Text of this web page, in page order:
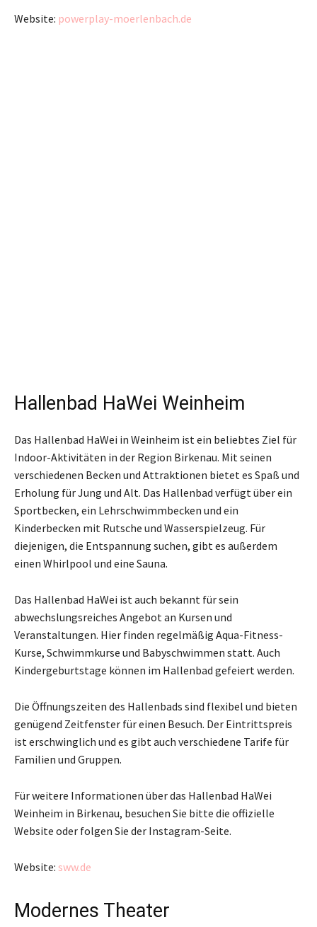
Website: powerplay-moerlenbach.de
Hallenbad HaWei Weinheim
Das Hallenbad HaWei in Weinheim ist ein beliebtes Ziel für
Indoor-Aktivitäten in der Region Birkenau. Mit seinen
verschiedenen Becken und Attraktionen bietet es Spaß und
Erholung für Jung und Alt. Das Hallenbad verfügt über ein
Sportbecken, ein Lehrschwimmbecken und ein
Kinderbecken mit Rutsche und Wasserspielzeug. Für
diejenigen, die Entspannung suchen, gibt es außerdem
einen Whirlpool und eine Sauna.
Das Hallenbad HaWei ist auch bekannt für sein
abwechslungsreiches Angebot an Kursen und
Veranstaltungen. Hier finden regelmäßig Aqua-Fitness-
Kurse, Schwimmkurse und Babyschwimmen statt. Auch
Kindergeburtstage können im Hallenbad gefeiert werden.
Die Öffnungszeiten des Hallenbads sind flexibel und bieten
genügend Zeitfenster für einen Besuch. Der Eintrittspreis
ist erschwinglich und es gibt auch verschiedene Tarife für
Familien und Gruppen.
Für weitere Informationen über das Hallenbad HaWei
Weinheim in Birkenau, besuchen Sie bitte die offizielle
Website oder folgen Sie der Instagram-Seite.
Website: sww.de
Modernes Theater